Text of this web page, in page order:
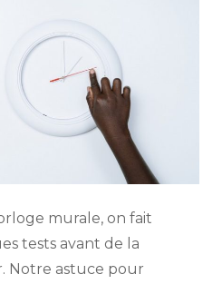
murale, on fait
tests avant de la
Notre astuce pour